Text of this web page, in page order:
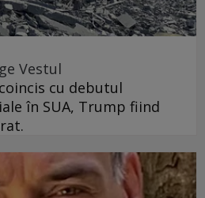
Vestul
cu debutul
în SUA, Trump fiind